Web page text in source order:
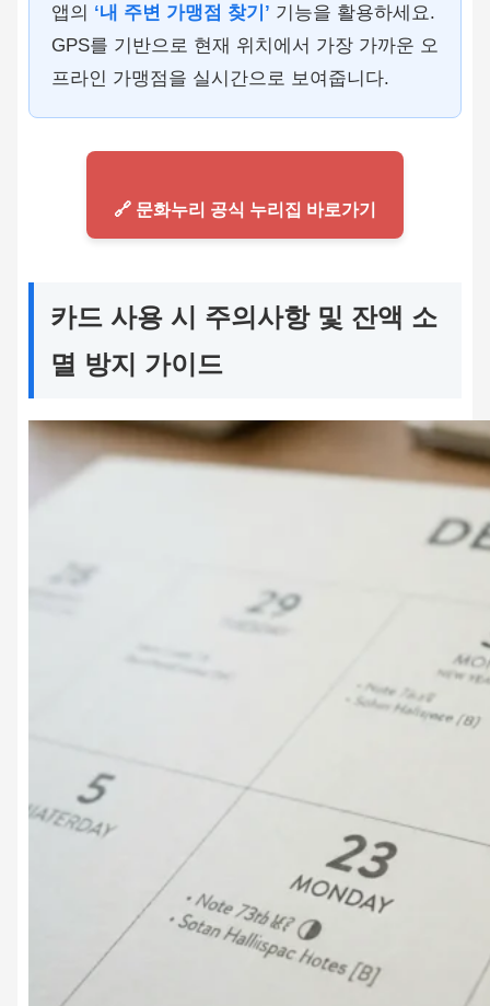
앱의 ‘내 주변 가맹점 찾기’ 기능을 활용하세요.
GPS를 기반으로 현재 위치에서 가장 가까운 오
프라인 가맹점을 실시간으로 보여줍니다.
🔗 문화누리 공식 누리집 바로가기
카드 사용 시 주의사항 및 잔액 소
멸 방지 가이드